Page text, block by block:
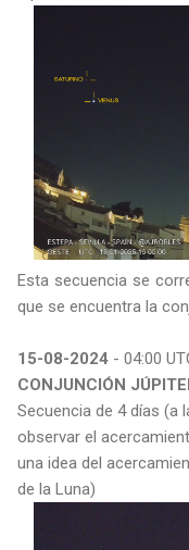
Esta secuencia se
que se encuentra la
15-08-2024 - 04:00
CONJUNCIÓN
Secuencia de 4 días (a
observar el
una idea del
de la Luna)